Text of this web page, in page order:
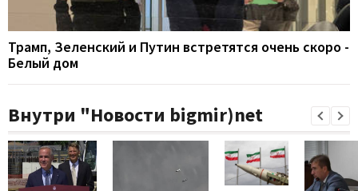
Трамп, Зеленский и Путин встретятся очень скоро -
Белый дом
Внутри "Новости bigmir)net